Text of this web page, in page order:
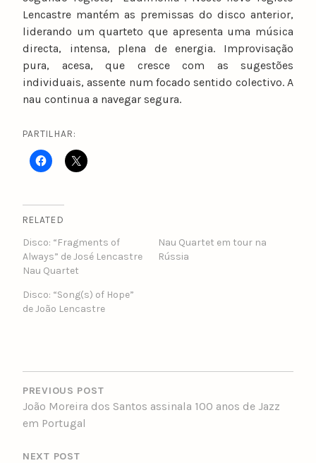
Lencastre mantém as premissas do disco anterior,
liderando um quarteto que apresenta uma música
directa, intensa, plena de energia. Improvisação
pura, acesa, que cresce com as sugestões
individuais, assente num focado sentido colectivo. A
nau continua a navegar segura.
PARTILHAR:
RELATED
Disco: “Fragments of
Always” de José Lencastre
Nau Quartet
Nau Quartet em tour na
Rússia
Disco: “Song(s) of Hope”
de João Lencastre
POST
NAVIGATION
PREVIOUS POST
João Moreira dos Santos assinala 100 anos de Jazz
em Portugal
NEXT POST